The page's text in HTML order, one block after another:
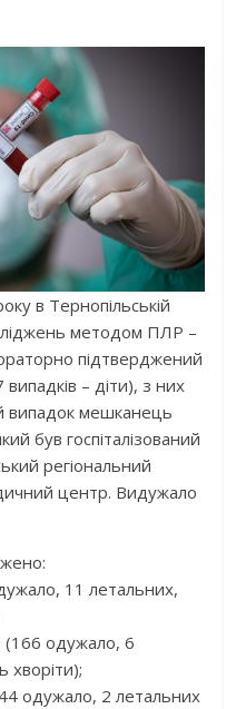
в Тернопільській
методом ПЛР –
підтверджений
– діти), з них
випадок мешканець
був госпіталізований
регіональний
центр. Видужало
11 летальних,
(166 одужало, 6
одужало, 2 летальних